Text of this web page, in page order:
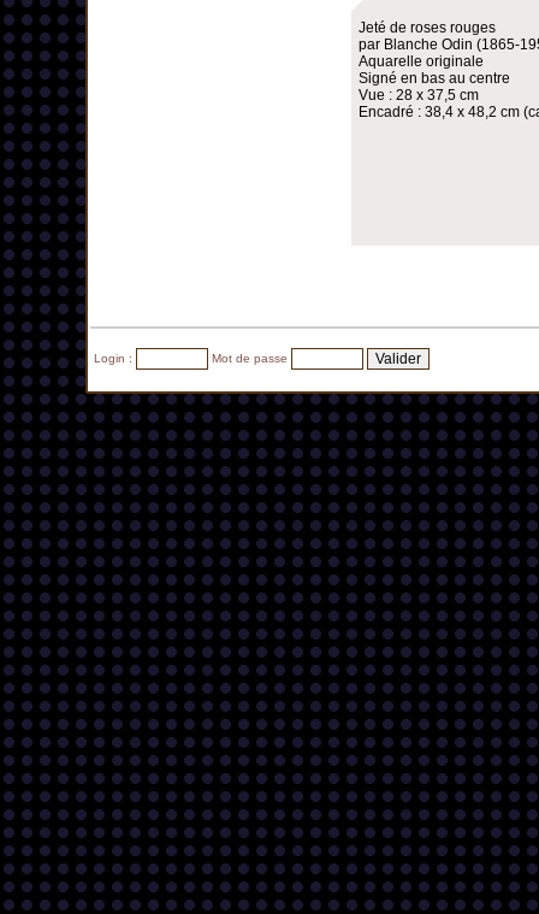
Jeté de roses rouges
par Blanche Odin (1865-
Aquarelle originale
Signé en bas au centre
Vue : 28 x 37,5 cm
Encadré : 38,4 x 48,2 cm
Login : Mot de passe